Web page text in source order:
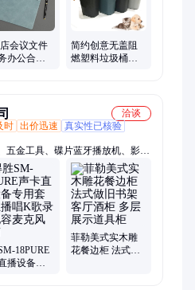
会议文件
办公合同
简约创意无盖阻
燃塑料垃圾桶酒
洽谈
时 出价迅速
真实性已核验
五金工具、碟片蓝牙播放机、影院
箱、石油干洗机、无刷充电锤、水
机、工业洗衣机、混凝土养护箱、
卵测定仪、激光水平仪、电子平水
成灶蒸烤箱一体、液体粘度测试仪
18PURE
播设备专
菲勒美式实木雕
花餐边柜 法式做